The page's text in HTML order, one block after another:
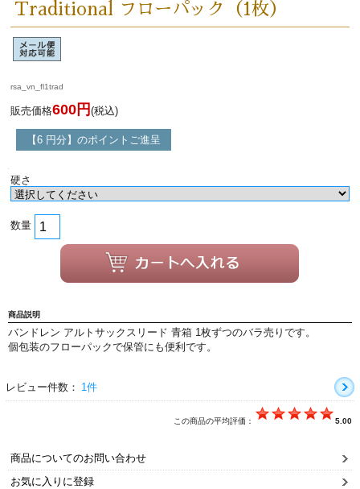
Traditional フローパック（1枚）
rsa_vn_fl1trad
販売価格600円 (税込)
【6 円分】のポイントご進呈
硬さ
数量
商品説明
バンドレン アルトサックスリード 青箱 1枚ずつのバラ売りです。
個包装のフローパックで保管にも便利です。
レビュー件数： 1件
この商品の平均評価： 5.00
商品についてのお問い合わせ
お気に入りに登録
演奏会のお知らせ
ログイン・マイページ
ご利用ガイド
よくあるご質問 会社紹介
特定商取引法